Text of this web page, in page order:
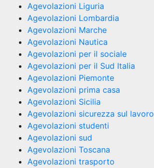
Agevolazioni Liguria
Agevolazioni Lombardia
Agevolazioni Marche
Agevolazioni Nautica
Agevolazioni per il sociale
Agevolazioni per il Sud Italia
Agevolazioni Piemonte
Agevolazioni prima casa
Agevolazioni Sicilia
Agevolazioni sicurezza sul lavoro
Agevolazioni studenti
Agevolazioni sud
Agevolazioni Toscana
Agevolazioni trasporto